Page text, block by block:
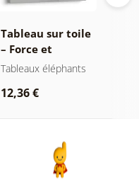
Tableau sur toile
– Force et
sérénité de
Tableaux éléphants
12,36 €